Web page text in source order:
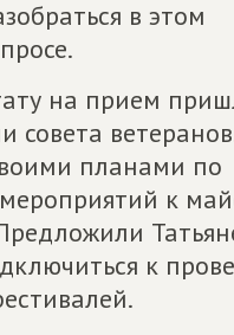
в этом
на прием
совета
планами по
к
к